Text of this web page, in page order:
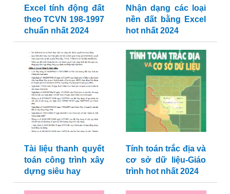
Excel tính động đất
theo TCVN 198-1997
chuẩn nhất 2024
Nhận dạng các loại
nền đất bằng Excel
hot nhất 2024
Tài liệu thanh quyết
toán công trình xây
dựng siêu hay
Tính toán trắc địa và
cơ sở dữ liệu-Giáo
trình hot nhất 2024